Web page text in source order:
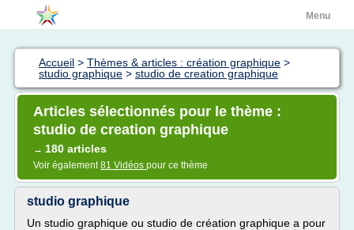
Menu
Accueil > Thèmes & articles : création graphique >
studio graphique > studio de creation graphique
Articles sélectionnés pour le thème :
studio de creation graphique
→ 180 articles
Voir également81 Vidéos pour ce thème
studio graphique
Un studio graphique ou studio de création graphique a pour